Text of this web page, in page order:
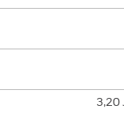
3,20